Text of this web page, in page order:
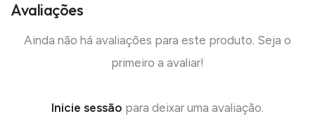
Avaliações
Ainda não há avaliações para este produto. Seja o
primeiro a avaliar!
Inicie sessão para deixar uma avaliação.